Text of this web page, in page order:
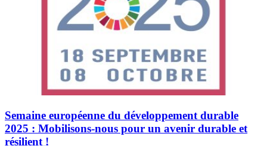
Semaine européenne du développement durable
2025 : Mobilisons-nous pour un avenir durable et
résilient !